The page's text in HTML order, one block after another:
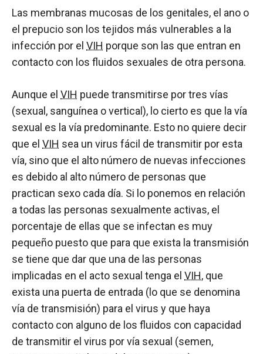
Las membranas mucosas de los genitales, el ano o
el prepucio son los tejidos más vulnerables a la
infección por el VIH porque son las que entran en
contacto con los fluidos sexuales de otra persona.
Aunque el VIH puede transmitirse por tres vías
(sexual, sanguínea o vertical), lo cierto es que la vía
sexual es la vía predominante. Esto no quiere decir
que el VIH sea un virus fácil de transmitir por esta
vía, sino que el alto número de nuevas infecciones
es debido al alto número de personas que
practican sexo cada día. Si lo ponemos en relación
a todas las personas sexualmente activas, el
porcentaje de ellas que se infectan es muy
pequeño puesto que para que exista la transmisión
se tiene que dar que una de las personas
implicadas en el acto sexual tenga el VIH, que
exista una puerta de entrada (lo que se denomina
vía de transmisión) para el virus y que haya
contacto con alguno de los fluidos con capacidad
de transmitir el virus por vía sexual (semen,